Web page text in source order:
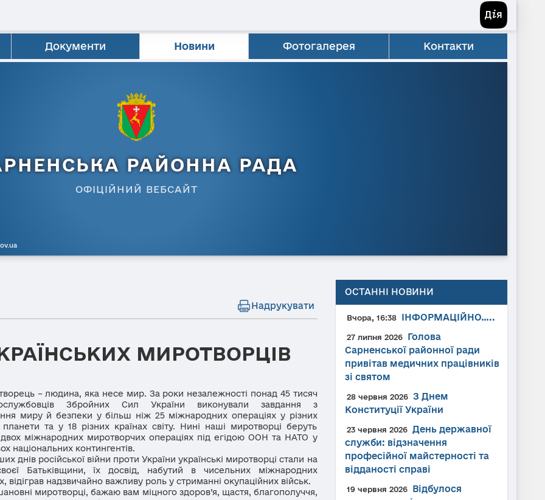
Документи Новини Фотогалерея Контакти
РАЙОННА РАДА
ОФІЦІЙНИЙ ВЕБСАЙТ
Надрукувати
МИРОТВОРЦІВ
– людина, яка несе мир. За роки незалежності понад 45 тисяч
Збройних Сил України виконували завдання з
миру й безпеки у більш ніж 25 міжнародних операціях у різних
планети та у 18 різних країнах світу. Нині наші миротворці беруть
двох міжнародних миротворчих операціях під егідою ООН та НАТО у
національних контингентів.
російської війни проти України українські миротворці стали на
Батьківщини, їх досвід, набутий в чисельних міжнародних
відіграв надзвичайно важливу роль у стриманні окупаційних військ.
миротворці, бажаю вам міцного здоров’я, щастя, благополуччя,
ОСТАННІ НОВИНИ
Вчора, 16:38 ІНФОРМАЦІЙНО…..
27 липня 2026
Голова
Сарненської районної ради
привітав медичних працівників
зі святом
28 червня 2026
З Днем
Конституції України
23 червня 2026
День державної
служби: відзначення
професійної майстерності та
відданості справі
19 червня 2026
Відбулося